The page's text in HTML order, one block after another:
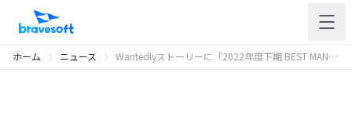
ホーム ニュース Wantedlyストーリーに「2022年度下期 BEST MANAGER AWARD（プロジェクト賞）受賞インタビュー #10 フルさん」を投稿しました